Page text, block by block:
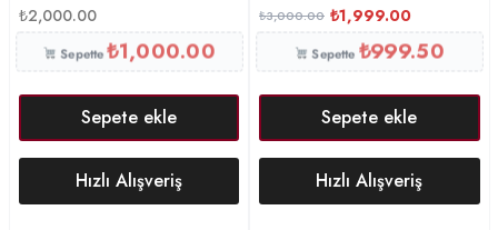
₺2,000.00
Sepette₺1,000.00
Sepete ekle
Hızlı Alışveriş
₺3,000.00 ₺1,999.00
Sepette ₺999.50
Sepete ekle
Hızlı Alışveriş